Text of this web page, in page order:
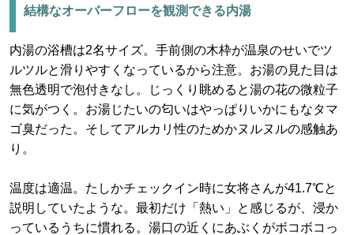
結構なオーバーフローを観測できる内湯
内湯の浴槽は2名サイズ。手前側の木枠が温泉のせいでツ
ルツルと滑りやすくなっているから注意。お湯の見た目は
無色透明で泡付きなし。じっくり眺めると湯の花の微粒子
に気がつく。お湯じたいの匂いはやっぱりいかにもなタマ
ゴ臭だった。そしてアルカリ性のためかヌルヌルの感触あ
り。
温度は適温。たしかチェックイン時に女将さんが41.7℃と
説明していたような。最初だけ「熱い」と感じるが、浸か
っているうちに慣れる。湯口の近くにあぶくがボコボコっ